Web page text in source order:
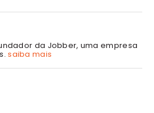
da Jobber, uma empresa
saiba mais